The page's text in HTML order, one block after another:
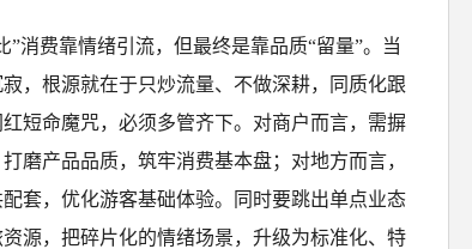
消费靠情绪引流，但最终是靠品质“留量”。当
，根源就在于只炒流量、不做深耕，同质化跟
短命魔咒，必须多管齐下。对商户而言，需摒
磨产品品质，筑牢消费基本盘；对地方而言，
套，优化游客基础体验。同时要跳出单点业态
源，把碎片化的情绪场景，升级为标准化、特